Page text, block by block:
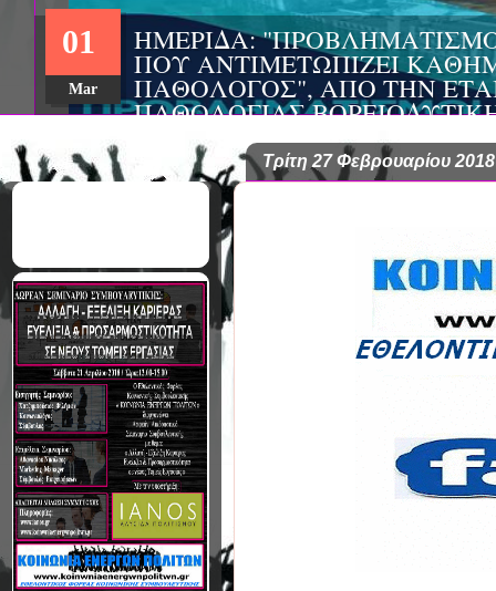
ΣΥΝΕΔΡΙΟ: «ΚΟΙΝΩΝΙΚΕΣ
ΦΡΟΝΤΙΔΑΣ», ΑΠΟ ΤΗΝ
ΨΥΧΙΑΤΡΙΚΗΣ Π.
EΥΡΩΠΑΪΚΟ ΔΙΚΤΥΟ
ΑSKLEPIOS
22
Aug
Τρίτη 27 Φεβρουαρίου 2018